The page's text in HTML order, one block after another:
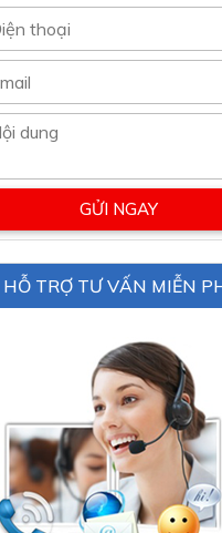
HỖ TRỢ TƯ VẤN MIỄN